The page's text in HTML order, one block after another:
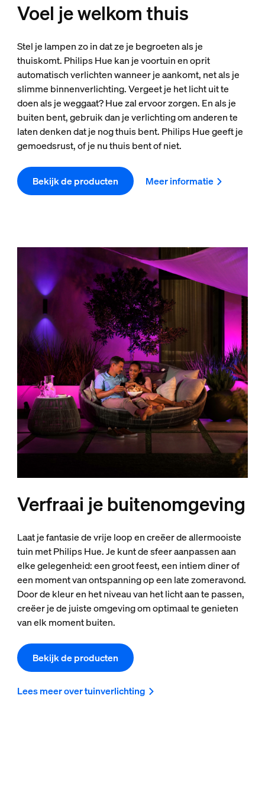
Voel je welkom thuis
Stel je lampen zo in dat ze je begroeten als je
thuiskomt. Philips Hue kan je voortuin en oprit
automatisch verlichten wanneer je aankomt, net als je
slimme binnenverlichting. Vergeet je het licht uit te
doen als je weggaat? Hue zal ervoor zorgen. En als je
buiten bent, gebruik dan je verlichting om anderen te
laten denken dat je nog thuis bent. Philips Hue geeft je
gemoedsrust, of je nu thuis bent of niet.
Bekijk de producten Meer informatie
Verfraai je buitenomgeving
Laat je fantasie de vrije loop en creëer de allermooiste
tuin met Philips Hue. Je kunt de sfeer aanpassen aan
elke gelegenheid: een groot feest, een intiem diner of
een moment van ontspanning op een late zomeravond.
Door de kleur en het niveau van het licht aan te passen,
creëer je de juiste omgeving om optimaal te genieten
van elk moment buiten.
Bekijk de producten
Lees meer over tuinverlichting